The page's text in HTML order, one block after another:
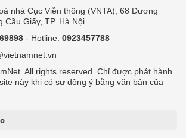
nhà Cục Viễn thông (VNTA), 68 Dương
Giấy, TP. Hà Nội.
- Hotline: 0923457788
All rights reserved. Chỉ được phát hành
này khi có sự đồng ý bằng văn bản của